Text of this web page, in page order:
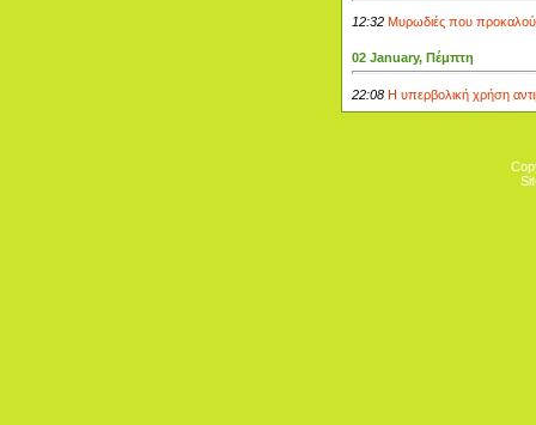
12:32 Μυρωδιές που
02 January, Πέμπτη
22:08 Η υπερβολική χρήση